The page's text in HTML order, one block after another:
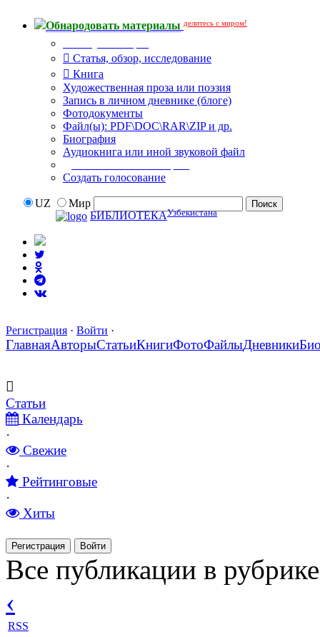
Обнародовать материалы делитесь с миром!
Статья, обзор, исследование
Книга
Художественная проза или поэзия
Запись в личном дневнике (блоге)
Фотодокументы
Файл(ы): PDF\DOC\RAR\ZIP и др.
Биография
Аудиокнига или иной звуковой файл
Создать голосование
UZ
Мир
БИБЛИОТЕКАУзбекистана
Регистрация · Войти ·
ГлавнаяАвторыСтатьиКнигиФотоФайлыДневники
Статьи
Календарь
·
Свежие
·
Рейтинговые
·
Хиты
Регистрация Войти
Все публикации в
‹
RSS